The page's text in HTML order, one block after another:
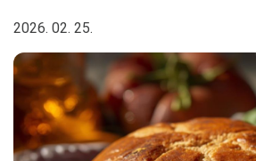
2026. 02. 25.